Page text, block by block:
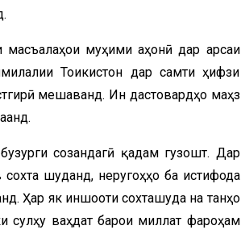
муҳими ҷаҳонӣ дар арсаи
Тоҷикистон дар самти ҳифзи
мешаванд. Ин дастовардҳо маҳз
созандагӣ қадам гузошт. Дар
шуданд, неругоҳҳо ба истифода
Ҳар як иншооти сохташуда на танҳо
ваҳдат барои миллат фароҳам